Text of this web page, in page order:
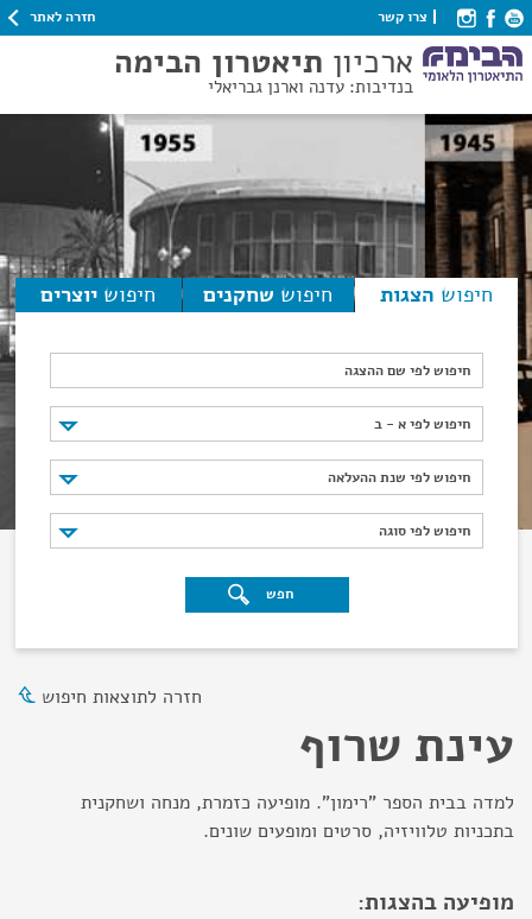
צרו קשר חזרה לאתר
ארכיון תיאטרון הבימה
בנדיבות: עדנה וארנן גבריאלי
חיפוש הצגות חיפוש שחקנים חיפוש יוצרים
חיפוש לפי שם ההצגה
חיפוש לפי א - ב
חיפוש לפי א - ב
חיפוש לפי שנת ההעלאה
חיפוש לפי שנת ההעלאה
חיפוש לפי סוגה
חיפוש לפי סוגה
חפש
חזרה לתוצאות חיפוש
עינת שרוף
למדה בבית הספר "רימון". מופיעה כזמרת, מנחה ושחקנית
בתכניות טלוויזיה, סרטים ומופעים שונים.
מופיעה בהצגות: